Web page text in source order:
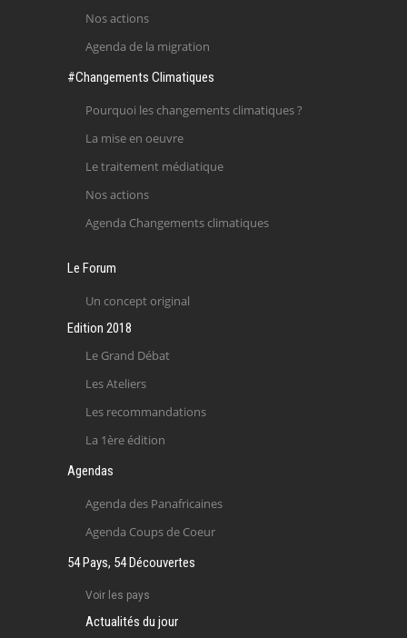
Nos actions
Agenda de la migration
#Changements Climatiques
Pourquoi les changements climatiques ?
La mise en oeuvre
Le traitement médiatique
Nos actions
Agenda Changements climatiques
Le Forum
Un concept original
Edition 2018
Le Grand Débat
Les Ateliers
Les recommandations
La 1ère édition
Agendas
Agenda des Panafricaines
Agenda Coups de Coeur
54 Pays, 54 Découvertes
Voir les pays
Actualités du jour